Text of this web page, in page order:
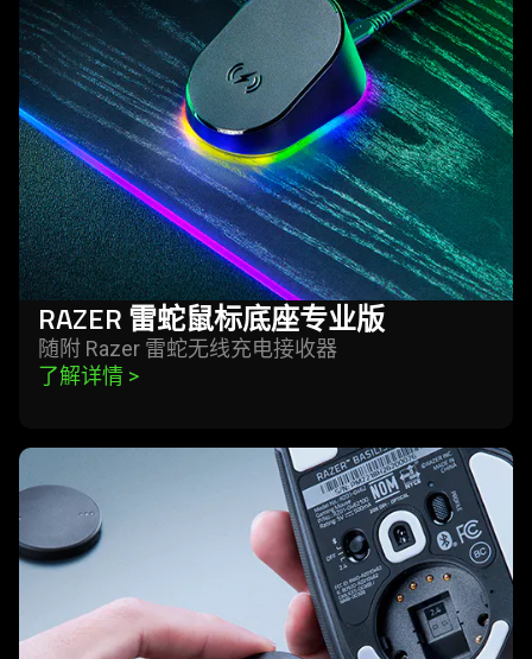
鼠
标
底
座
专
业
版
RAZER雷蛇鼠标底座专业版
随附 Razer 雷蛇无线充电接收器
了解详情 >
learn
more
-
razer